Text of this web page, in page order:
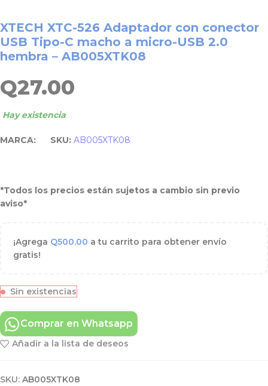
XTECH XTC-526 Adaptador con conector
USB Tipo-C macho a micro-USB 2.0
hembra – AB005XTK08
Q27.00
Hay existencia
MARCA: SKU: AB005XTK08
*Todos los precios están sujetos a cambio sin previo
aviso*
¡Agrega Q500.00 a tu carrito para obtener envío
gratis!
Sin existencias
Comprar en Whatsapp
Añadir a la lista de deseos
SKU: AB005XTK08